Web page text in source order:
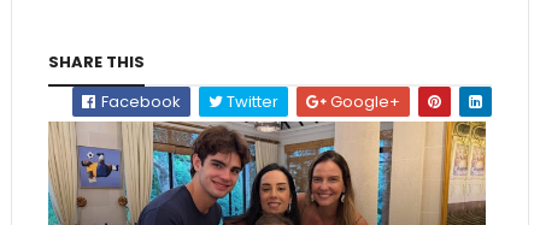
SHARE THIS
Facebook
Twitter Google+